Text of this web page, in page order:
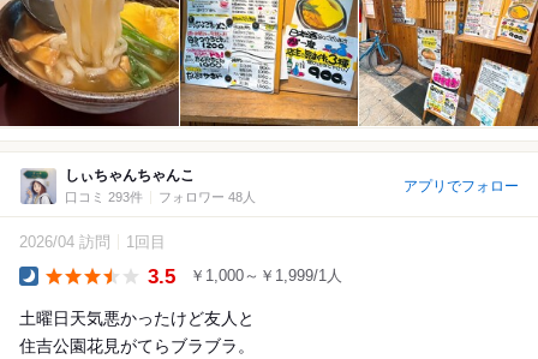
しぃちゃんちゃんこ
口コミ 293件 フォロワー 48人
アプリでフォロー
2026/04 訪問 1回目
3.5 ￥1,000～￥1,999/1人
土曜日天気悪かったけど友人と
住吉公園花見がてらブラブラ。